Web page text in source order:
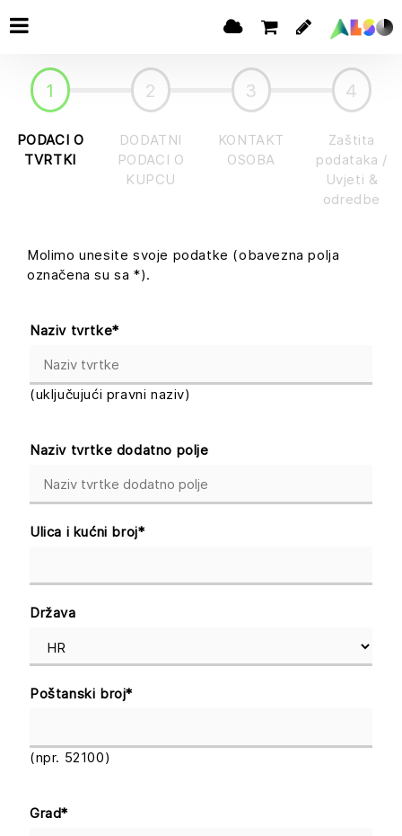
1
PODACI O
TVRTKI
2
DODATNI
PODACI O
KUPCU
3
KONTAKT
OSOBA
4
Zaštita
podataka /
Uvjeti &
odredbe
Molimo unesite svoje podatke (obavezna polja
označena su sa *).
Naziv tvrtke*
(uključujući pravni naziv)
Naziv tvrtke dodatno polje
Ulica i kućni broj*
Država
Poštanski broj*
(npr. 52100)
Grad*